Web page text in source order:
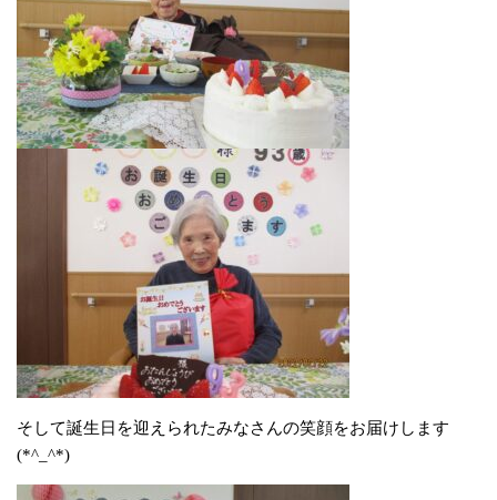
そして誕生日を迎えられたみなさんの笑顔をお届けします
(*^_^*)